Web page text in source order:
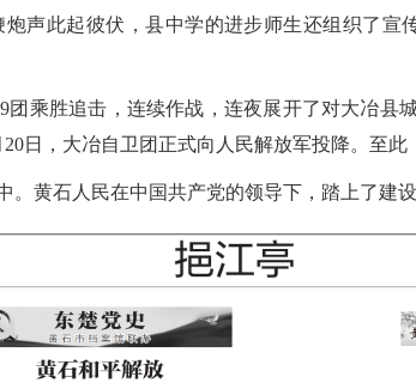
声此起彼伏，县中学的进步师生还组织了宣
乘胜追击，连续作战，连夜展开了对大冶县
日，大冶自卫团正式向人民解放军投降。至此
黄石人民在中国共产党的领导下，踏上了建设